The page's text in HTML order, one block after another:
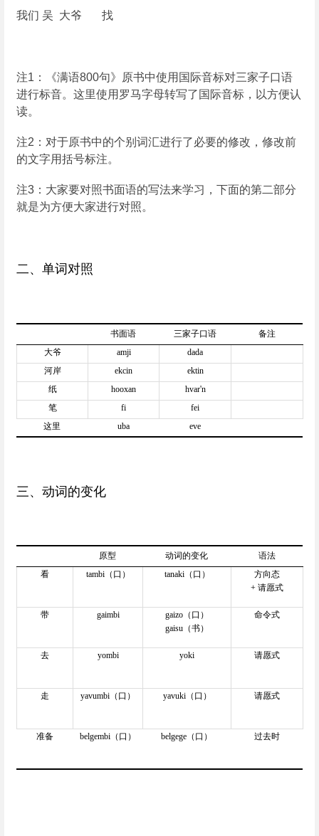
我们 吴 大爷 找
注1 ：《满语800句》原书中使用国际音标对三家子口语
进行标音。这里使用罗马字母转写了国际音标，以方便认
读。
注2 ：对于原书中的个别词汇进行了必要的修改，修改前
的文字用括号标注。
注3 ：大家要对照书面语的写法来学习，下面的第二部分
就是为方便大家进行对照。
二、单词对照
书面语 三家子口语
备注
大爷
amji
dada
河岸
ekcin
ektin
纸
hooxan
hvar'n
笔
fi
fei
这里
uba eve
三、动词的变化
原型 动词的变化
语法
看
tambi（口） tanaki（口）
方向态
+ 请愿式
带 gaimbi gaizo （口）
gaisu （书）
命令式
去 yombi yoki 请愿式
走 yavumbi （口） yavuki（口） 请愿式
准备 belgembi（口） belgege （口） 过去时